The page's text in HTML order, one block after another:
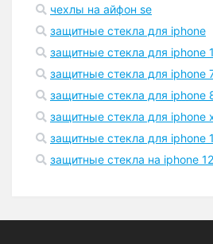
чехлы на айфон se
защитные стекла для iphone
защитные стекла для iphone
защитные стекла для iphone
защитные стекла для iphone
защитные стекла для iphone
защитные стекла для iphone
защитные стекла на iphone 12